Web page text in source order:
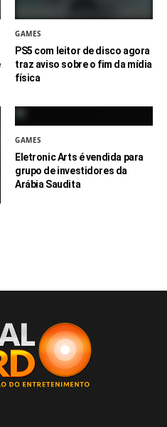
GAMES
PS5 com leitor de disco agora
traz aviso sobre o fim da mídia
física
GAMES
Eletronic Arts é vendida para
grupo de investidores da
Arábia Saudita